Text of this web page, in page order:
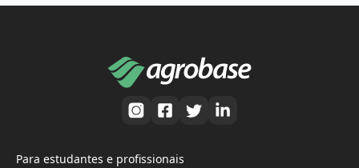
Para estudantes e profissionais